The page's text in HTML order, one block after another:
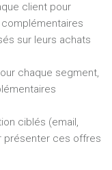
client pour
sur leurs achats
chaque segment,
ciblés (email,
présenter ces offres